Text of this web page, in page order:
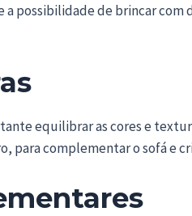
possibilidade de brincar
equilibrar as cores e
para complementar o sofá e